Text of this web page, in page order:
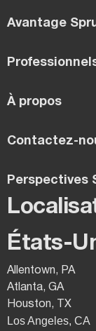
Avantage
À propos
Contactez-
Perspectives
États-
Allentown, PA
Atlanta, GA
Houston, TX
Los Angeles, CA